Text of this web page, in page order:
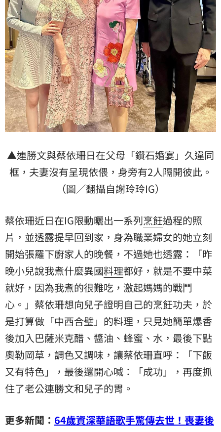
▲連勝文與蔡依珊日在父母「鑽石婚宴」久違同
框，夫妻沒有呈現依偎，身旁有2人隔開彼此。
（圖／翻攝自謝玲玲IG）
蔡依珊近日在IG限動曬出一系列烹飪過程的照
片，並透露提早回到家，身為職業婦女的她立刻
開始張羅下廚家人的晚餐，不過她也透露：「昨
晚小兒說我煮什麼異國料理都好，就是不要中菜
就好，因為我煮的很難吃，激起媽媽的戰鬥
心。」蔡依珊想向兒子證明自己的烹飪功夫，於
是打算做「中西合璧」的料理，只見她簡單爆香
後加入巴薩米克醋、醬油、蜂蜜、水，最後下點
奧勒岡草，調色又調味，讓蔡依珊直呼：「下飯
又有特色」，最後還開心喊：「成功」，再度抓
住了老公連勝文和兒子的胃。
更多新聞： 64歲資深華語歌手驚傳去世！喪妻後